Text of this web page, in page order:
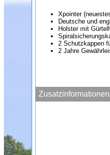
Xpointer
Deutsche und
Holster mit
2 Schutzkappen
2 Jahre